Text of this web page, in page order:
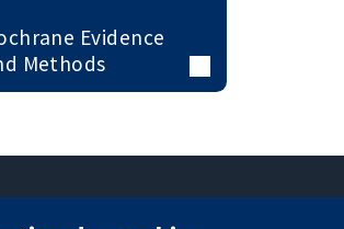
Evidence
Methods